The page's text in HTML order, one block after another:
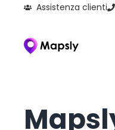
Assistenza clienti